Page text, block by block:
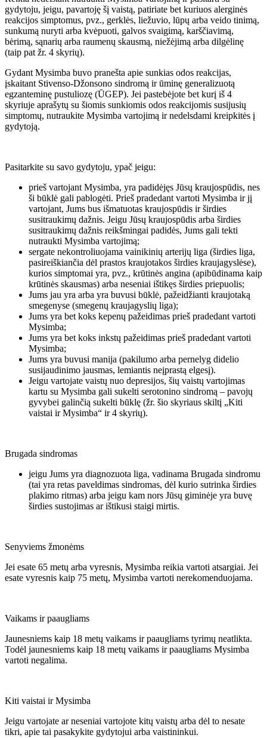
gydytoju, jeigu, pavartoję šį vaistą, patiriate bet kuriuos alerginės
reakcijos simptomus, pvz., gerklės, liežuvio, lūpų arba veido tinimą,
sunkumą nuryti arba kvėpuoti, galvos svaigimą, karščiavimą,
bėrimą, sąnarių arba raumenų skausmą, niežėjimą arba dilgėlinę
(taip pat žr. 4 skyrių).
Gydant Mysimba buvo pranešta apie sunkias odos reakcijas,
įskaitant Stivenso-Džonsono sindromą ir ūminę generalizuotą
egzanteminę pustuliozę (ŪGEP). Jei pastebėjote bet kurį iš 4
skyriuje aprašytų su šiomis sunkiomis odos reakcijomis susijusių
simptomų, nutraukite Mysimba vartojimą ir nedelsdami kreipkitės į
gydytoją.
Pasitarkite su savo gydytoju, ypač jeigu:
prieš vartojant Mysimba, yra padidėjęs Jūsų kraujospūdis, nes
ši būklė gali pablogėti. Prieš pradedant vartoti Mysimba ir jį
vartojant, Jums bus išmatuotas kraujospūdis ir širdies
susitraukimų dažnis. Jeigu Jūsų kraujospūdis arba širdies
susitraukimų dažnis reikšmingai padidės, Jums gali tekti
nutraukti Mysimba vartojimą;
sergate nekontroliuojama vainikinių arterijų liga (širdies liga,
pasireiškiančia dėl prastos kraujotakos širdies kraujagyslėse),
kurios simptomai yra, pvz., krūtinės angina (apibūdinama kaip
krūtinės skausmas) arba neseniai ištikęs širdies priepuolis;
Jums jau yra arba yra buvusi būklė, pažeidžianti kraujotaką
smegenyse (smegenų kraujagyslių liga);
Jums yra bet koks kepenų pažeidimas prieš pradedant vartoti
Mysimba;
Jums yra bet koks inkstų pažeidimas prieš pradedant vartoti
Mysimba;
Jums yra buvusi manija (pakilumo arba pernelyg didelio
susijaudinimo jausmas, lemiantis neįprastą elgesį).
Jeigu vartojate vaistų nuo depresijos, šių vaistų vartojimas
kartu su Mysimba gali sukelti serotonino sindromą – pavojų
gyvybei galinčią sukelti būklę (žr. šio skyriaus skiltį „Kiti
vaistai ir Mysimba“ ir 4 skyrių).
Brugada sindromas
jeigu Jums yra diagnozuota liga, vadinama Brugada sindromu
(tai yra retas paveldimas sindromas, dėl kurio sutrinka širdies
plakimo ritmas) arba jeigu kam nors Jūsų giminėje yra buvę
širdies sustojimas ar ištikusi staigi mirtis.
Senyviems žmonėms
Jei esate 65 metų arba vyresnis, Mysimba reikia vartoti atsargiai. Jei
esate vyresnis kaip 75 metų, Mysimba vartoti nerekomenduojama.
Vaikams ir paaugliams
Jaunesniems kaip 18 metų vaikams ir paaugliams tyrimų neatlikta.
Todėl jaunesniems kaip 18 metų vaikams ir paaugliams Mysimba
vartoti negalima.
Kiti vaistai ir Mysimba
Jeigu vartojate ar neseniai vartojote kitų vaistų arba dėl to nesate
tikri, apie tai pasakykite gydytojui arba vaistininkui.